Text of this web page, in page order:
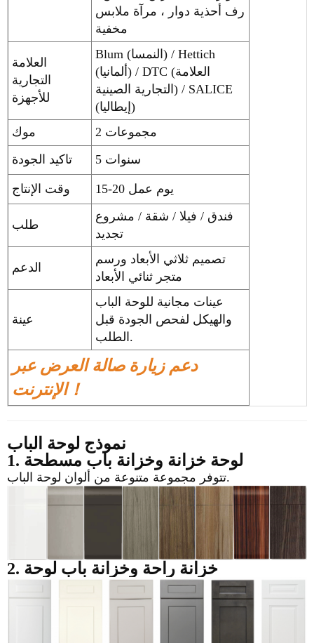
رف أحذية دوار ، مرآة ملابس
مخفية
العلامة
التجارية
للأجهزة
Blum (النمسا) / Hettich
(ألمانيا) / DTC (العلامة
التجارية الصينية) / SALICE
(إيطاليا)
موك
2 مجموعات
تاكيد الجودة
5 سنوات
وقت الإنتاج 15-20 يوم عمل
طلب
فندق / فيلا / شقة / مشروع
تجديد
الدعم
تصميم ثلاثي الأبعاد ورسم
متجر ثنائي الأبعاد
عينة
عينات مجانية للوحة الباب
والهيكل لفحص الجودة قبل
الطلب.
دعم زيارة صالة العرض عبر
الإنترنت！
نموذج لوحة الباب
1. لوحة خزانة وخزانة باب مسطحة
تتوفر مجموعة متنوعة من ألوان لوحة الباب.
2. خزانة راحة وخزانة باب لوحة